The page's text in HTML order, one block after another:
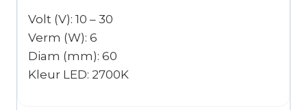
Volt (V): 10 – 30
Verm (W): 6
Diam (mm): 60
Kleur LED: 2700K